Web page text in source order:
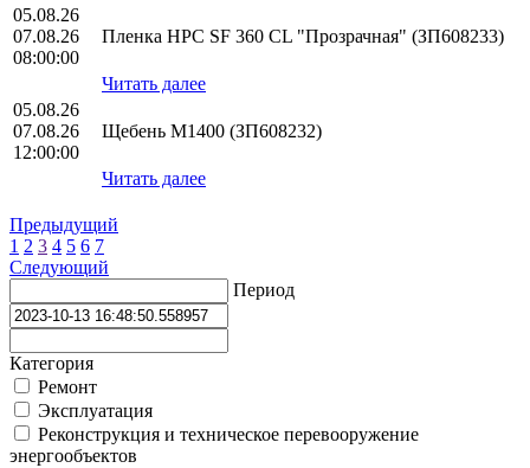
05.08.26
07.08.26
08:00:00
Пленка HPС SF 360 CL "Прозрачная" (ЗП608233)
Читать далее
05.08.26
07.08.26
12:00:00
Щебень М1400 (ЗП608232)
Читать далее
Предыдущий
1 2 3 4 5 6 7
Следующий
Период
Категория
Ремонт
Эксплуатация
Реконструкция и техническое перевооружение
энергообъектов